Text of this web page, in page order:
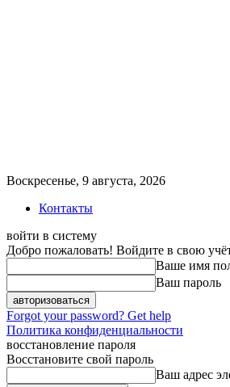
Воскресенье, 9 августа, 2026
Контакты
войти в систему
Добро пожаловать! Войдите в свою
Ваше имя
Ваш пароль
Forgot your password? Get help
Политика конфиденциальности
восстановление пароля
Восстановите свой пароль
Ваш адрес